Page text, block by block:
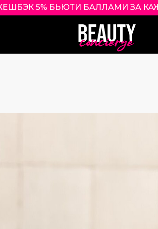
КЕШБЭК 5% БЬЮТИ БАЛЛАМИ ЗА